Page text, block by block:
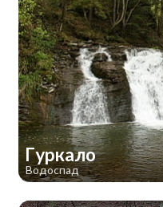
Гуркало
Водоспад